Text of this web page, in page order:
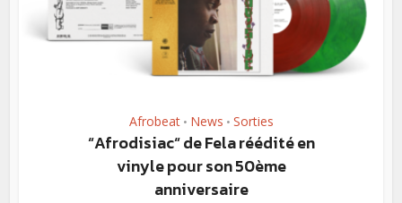
Afrobeat • News • Sorties
“Afrodisiac“ de Fela réédité en
vinyle pour son 50ème
anniversaire